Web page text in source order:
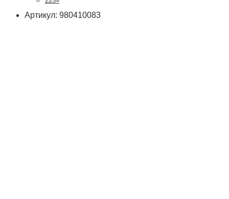
Артикул: 980410083